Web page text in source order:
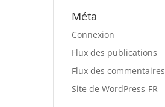
Méta
Connexion
Flux des publications
Flux des commentaires
Site de WordPress-FR